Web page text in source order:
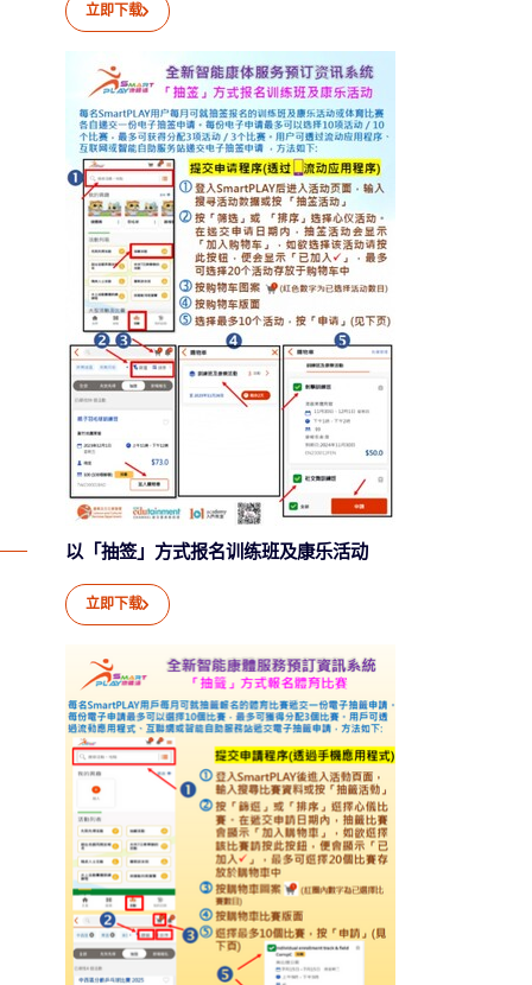
立即下载
以「抽签」方式报名训练班及康乐活动
立即下载